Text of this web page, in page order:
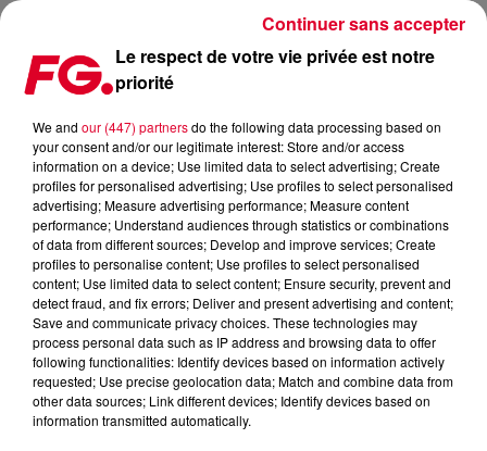
LE "MOVIN TO THE SUN" D'HUGEL EST NUMÉRO UN SUR BEATPORT
Le respect de votre vie privée est notre
priorité
We and our (447) partnersdo the following data processing based on
your consent and/or our legitimate interest: Store and/or access
information on a device; Use limited data to select advertising; Create
profiles for personalised advertising; Use profiles to select personalised
advertising; Measure advertising performance; Measure content
performance; Understand audiences through statistics or combinations
of data from different sources; Develop and improve services; Create
profiles to personalise content; Use profiles to select personalised
content; Use limited data to select content; Ensure security, prevent and
detect fraud, and fix errors; Deliver and present advertising and content;
Save and communicate privacy choices. These technologies may
process personal data such as IP address and browsing data to offer
following functionalities: Identify devices based on information actively
requested; Use precise geolocation data; Match and combine data from
other data sources; Link different devices; Identify devices based on
information transmitted automatically.
Continuer sans accepter